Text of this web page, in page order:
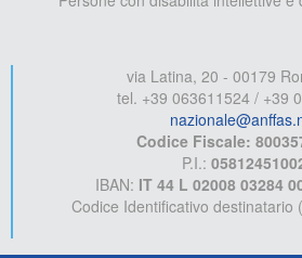
via Latina, 20 - 00179
tel. +39 063611524 / +39
Codice Fiscale:
P.I.:
IBAN: IT 44 L 02008 03284
Codice Identificativo destinatario